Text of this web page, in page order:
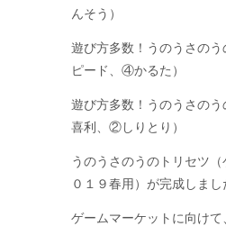
んそう）
遊び方多数！うのうさの
ピード、④かるた）
遊び方多数！うのうさの
喜利、②しりとり）
うのうさのうのトリセツ
０１９春用）が完成しまし
ゲームマーケットに向け